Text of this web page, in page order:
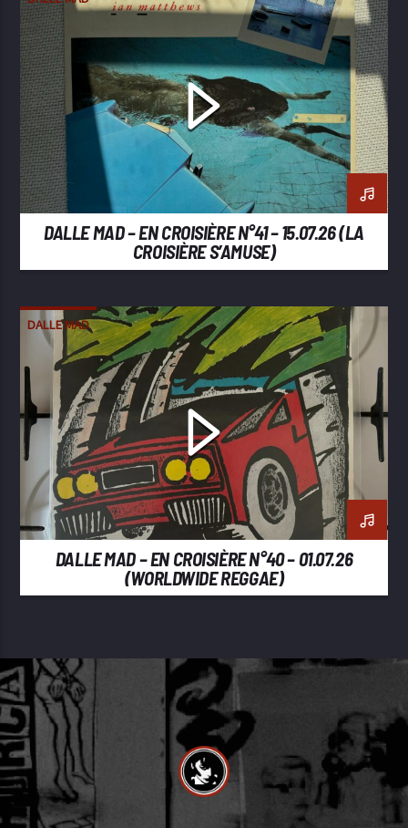
DALLE MAD – EN CROISIÈRE N°41 – 15.07.26 (LA
CROISIÈRE S’AMUSE)
DALLE MAD
DALLE MAD – EN CROISIÈRE N°40 – 01.07.26
(WORLDWIDE REGGAE)